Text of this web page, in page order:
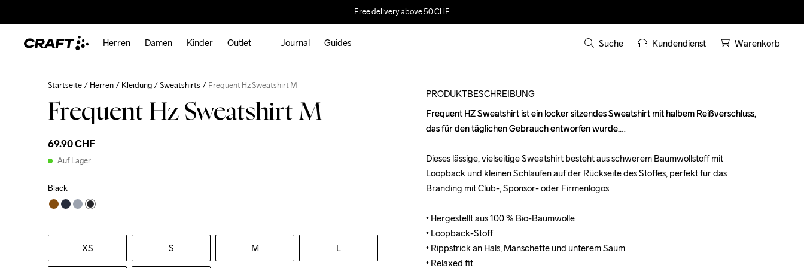
Free delivery above 50 CHF
Herren Damen Kinder Outlet Journal Guides Suche Kundendienst Warenkorb
Startseite Herren Kleidung Sweatshirts Frequent Hz Sweatshirt M
Frequent Hz Sweatshirt M
69.90 CHF
Auf Lager
Black
XS S M L
PRODUKTBESCHREIBUNG
Frequent HZ Sweatshirt ist ein locker sitzendes Sweatshirt mit halbem Reißverschluss,
das für den täglichen Gebrauch entworfen wurde.
Dieses lässige, vielseitige Sweatshirt besteht aus schwerem Baumwollstoff mit
Loopback und kleinen Schlaufen auf der Rückseite des Stoffes, perfekt für das
Branding mit Club-, Sponsor- oder Firmenlogos.
• Hergestellt aus 100 % Bio-Baumwolle
• Loopback-Stoff
• Rippstrick an Hals, Manschette und unterem Saum
• Relaxed fit
Frequent HZ Sweatshirt ist ein locker sitzendes Sweatshirt mit halbem Reißverschluss,
das für den täglichen Gebrauch entworfen wurde.
Dieses lässige, vielseitige Sweatshirt besteht aus schwerem Baumwollstoff mit
Loopback und kleinen Schlaufen auf der Rückseite des Stoffes, perfekt für das
Branding mit Club-, Sponsor- oder Firmenlogos.
• Hergestellt aus 100 % Bio-Baumwolle
• Loopback-Stoff
• Rippstrick an Hals, Manschette und unterem Saum
• Relaxed fit